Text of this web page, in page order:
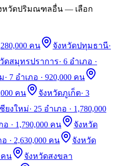
งหวัดปริมณฑลอื่น — เลือก
คน จังหวัดปทุมธานี·
ดสมุทรปราการ· 6 อำเภอ ·
· 7 อำเภอ · 920,000 คน
คน จังหวัดภูเก็ต· 3
ยงใหม่· 25 อำเภอ · 1,780,000
อ · 1,790,000 คน
จังหวัด
· 2,630,000 คน
จังหวัด
คน
จังหวัดสงขลา